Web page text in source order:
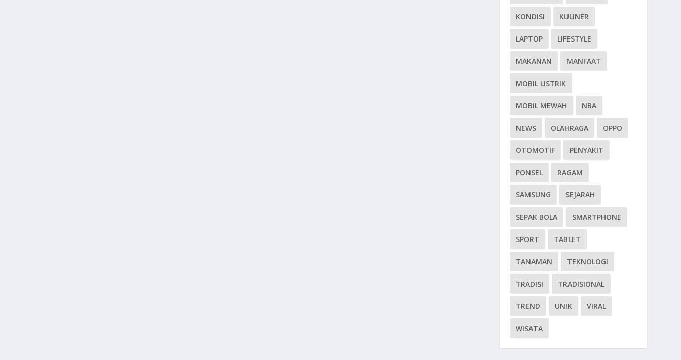
KONDISI KULINER
LAPTOP LIFESTYLE
MAKANAN MANFAAT
MOBIL LISTRIK
MOBIL MEWAH NBA
NEWS OLAHRAGA OPPO
OTOMOTIF PENYAKIT
PONSEL RAGAM
SAMSUNG SEJARAH
SEPAK BOLA SMARTPHONE
SPORT TABLET
TANAMAN TEKNOLOGI
TRADISI TRADISIONAL
TREND UNIK VIRAL
WISATA